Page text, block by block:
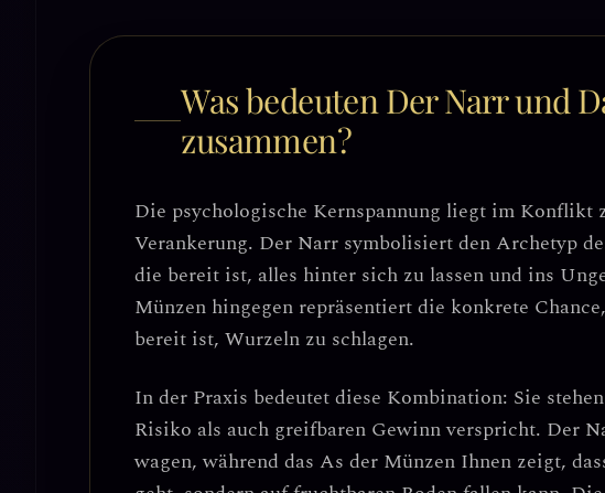
Was bedeuten Der Narr und
zusammen?
Die psychologische Kernspannung liegt im Konflikt
Verankerung. Der Narr symbolisiert den Archetyp
die bereit ist, alles hinter sich zu lassen und ins
Münzen hingegen repräsentiert die konkrete
bereit ist, Wurzeln zu schlagen.
In der Praxis bedeutet diese Kombination: Sie
Risiko als auch greifbaren Gewinn verspricht. Der
wagen, während das As der Münzen Ihnen zeigt,